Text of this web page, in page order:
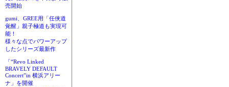
売開始
gumi、GREE用「任侠道
覚醒」親子極道も実現可
能！
様々な点でパワーアップ
したシリーズ最新作
「“Revo Linked
BRAVELY DEFAULT
Concert”in 横浜アリー
ナ」を開催